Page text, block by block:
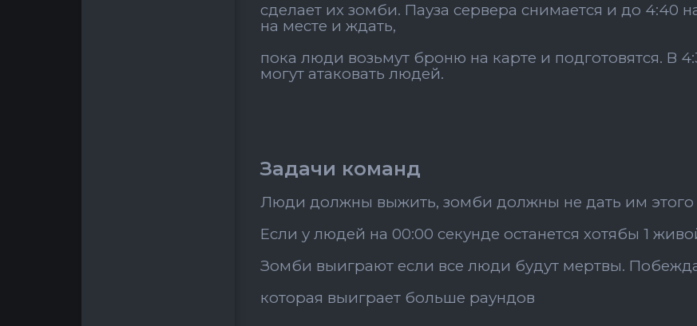
сделает их зомби. Пауза сервера снимается и до 4:40
на месте и ждать,
пока люди возьмут броню на карте и подготовятся. В
могут атаковать людей.
Задачи команд
Люди должны выжить, зомби должны не дать им этого
Если у людей на 00:00 секунде останется хотябы 1
Зомби выиграют если все люди будут мертвы.
которая выиграет больше раундов